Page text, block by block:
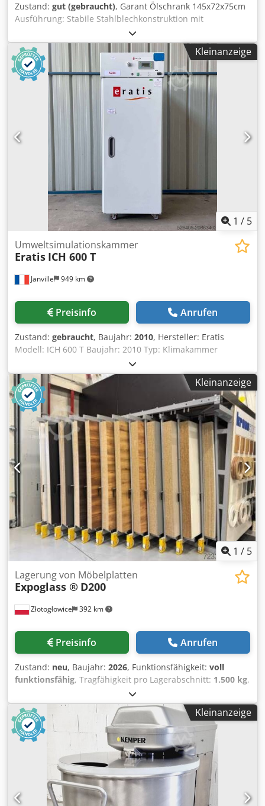
Zustand: gut (gebraucht), Garant Ölschrank 145x72x75cm
Ausführung: Stabile Stahlblechkonstruktion mit
verstärkten Flügeltüren, verschließbar durch Schiebegriff
mit Stiftzylinderschloss. Der Schrankkörper ist mit einer
Einzelauszugsicherung ausgerüstet. Durch die
Einzelauszugsicherung kann immer nur 1 Auszugboden
geöffnet werden. Der Schrank ist damit weitgehend vor
dem Kippen gesichert. Aufnahme von Auszugböden und
Schubladen im 25-mm-Raster. Ölschrank, bestückt mit
Ölkanistern aus Kunststoff Schubladen/Auszugboden
Tragfähigkeit: 200 kg Schubladenauszug (Teil-/Vollauszug):
100 % Schubladenauszug: Auszugsperre Höhenverstellung
im Raster: 25 mm Stiftzylinderschloss: modularer
3240,- € Weitere Schaltschränke - neu und gebraucht -
finden Sie in unserem Shop! International shipping costs
Kleinanzeige
1 / 5
Janville 949 km
Umweltsimulationskammer
Eratis ICH 600 T
Preisinfo Anrufen
Zustand: gebraucht, Baujahr: 2010, Hersteller: Eratis
Modell: ICH 600 T Baujahr: 2010 Typ: Klimakammer
Kühlaggregat – Kältemittel: R134A Leistung: 1,5 kW
Nutzvolumen: 600 l (65 x 65 x 140 cm) Cjdpfx Aex R
Aqmokvjrf Temperaturbereich: +15°C bis 55°CKleinanzeige
1 / 5
Złotogłowice 392 km
Lagerung von Möbelplatten
Expoglass ® D200
Preisinfo Anrufen
Zustand: neu, Baujahr: 2026, Funktionsfähigkeit: voll
funktionsfähig, Tragfähigkeit pro Lagerabschnitt: 1.500 kg,
, Gesamtgewicht:
Ausstattung:Dokumentation/Handbuch, EXPOGLASS®
D200 – Regalsystem zur Lagerung von Möbelplatten (2800
mm x 2070 mm) 1500 kg pro Schublade / 200 mm
Schubladenabstand für den Ladebereich EXPOGLASS®
D200 ist ein robustes Regalsystem, das für die sichere und
komfortable Lagerung von Möbelplatten und anderen
Plattenmaterialien konzipiert wurde. Die Konstruktion
besteht aus hochwertigem, lasergeschnittenem Stahl und
Kleinanzeige